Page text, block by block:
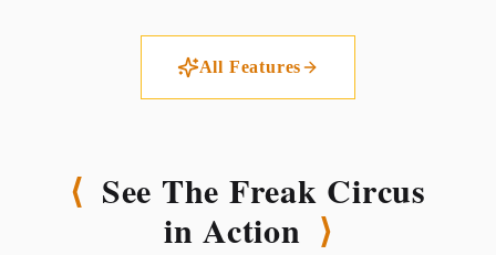
All Features
⟨ See The Freak Circus
in Action ⟩